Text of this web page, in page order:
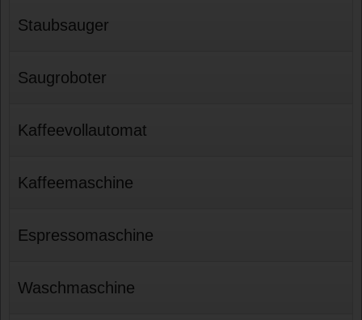
Staubsauger
Saugroboter
Kaffeevollautomat
Kaffeemaschine
Espressomaschine
Waschmaschine